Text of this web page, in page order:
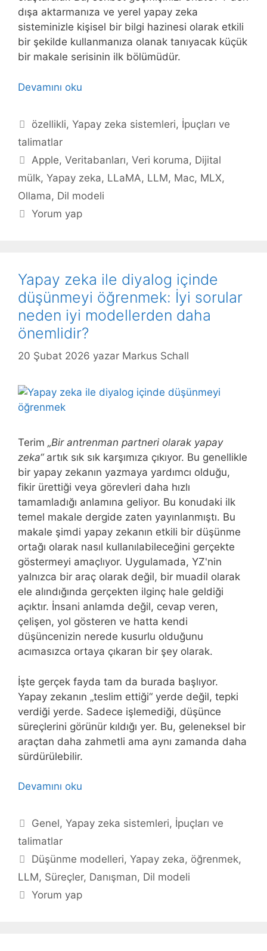
dışa aktarmanıza ve yerel yapay zeka
sisteminizle kişisel bir bilgi hazinesi olarak etkili
bir şekilde kullanmanıza olanak tanıyacak küçük
bir makale serisinin ilk bölümüdür.
Devamını oku
Kategoriler
özellikli,Yapay zeka sistemleri, İpuçları ve
talimatlar
Etiketler
Apple,Veritabanları,Veri koruma, Dijital
mülk, Yapay zeka, LLaMA, LLM, Mac, MLX,
Ollama, Dil modeli
Yorum yap
Yapay zeka ile diyalog içinde
düşünmeyi öğrenmek: İyi sorular
neden iyi modellerden daha
önemlidir?
20 Şubat 2026 yazar Markus Schall
Terim „Bir antrenman partneri olarak yapay
zeka“artık sık sık karşımıza çıkıyor. Bu genellikle
bir yapay zekanın yazmaya yardımcı olduğu,
fikir ürettiği veya görevleri daha hızlı
tamamladığı anlamına geliyor. Bu konudaki ilk
temel makale dergide zaten yayınlanmıştı. Bu
makale şimdi yapay zekanın etkili bir düşünme
ortağı olarak nasıl kullanılabileceğini gerçekte
göstermeyi amaçlıyor. Uygulamada, YZ'nin
yalnızca bir araç olarak değil, bir muadil olarak
ele alındığında gerçekten ilginç hale geldiği
açıktır. İnsani anlamda değil, cevap veren,
çelişen, yol gösteren ve hatta kendi
düşüncenizin nerede kusurlu olduğunu
acımasızca ortaya çıkaran bir şey olarak.
İşte gerçek fayda tam da burada başlıyor.
Yapay zekanın „teslim ettiği“ yerde değil, tepki
verdiği yerde. Sadece işlemediği, düşünce
süreçlerini görünür kıldığı yer. Bu, geleneksel bir
araçtan daha zahmetli ama aynı zamanda daha
sürdürülebilir.
Devamını oku
Kategoriler
Genel,Yapay zeka sistemleri, İpuçları ve
talimatlar
Etiketler
Düşünme modelleri,Yapay zeka, öğrenmek,
LLM, Süreçler, Danışman, Dil modeli
Yorum yap